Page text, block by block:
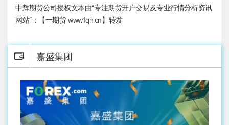
中辉期货公司授权文本由“专注期货开户交易及专业行情分析资讯
网站”：【一期货 www.1qh.cn】转发
嘉盛集团